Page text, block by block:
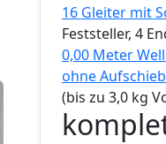
16 Gleiter mit
Feststeller, 4
0,00 Meter
ohne
(bis zu 3,0 kg